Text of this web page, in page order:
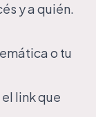
y a quién.
o tu
link que